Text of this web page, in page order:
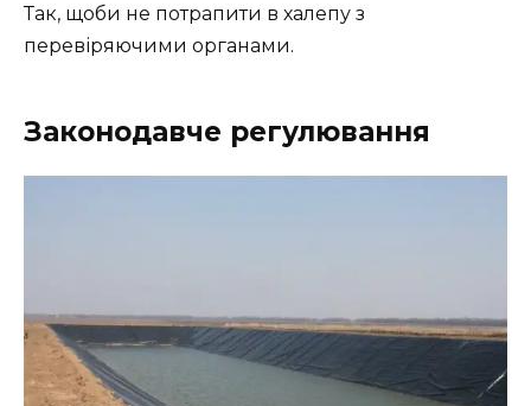
Так, щоби не потрапити в халепу з
перевіряючими органами.
Законодавче регулювання